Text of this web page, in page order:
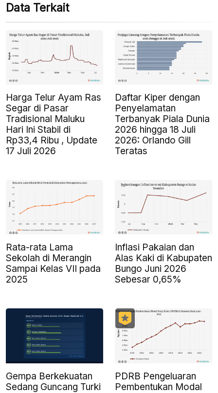
Data Terkait
Harga Telur Ayam Ras
Segar di Pasar
Tradisional Maluku
Hari Ini Stabil di
Rp33,4 Ribu , Update
17 Juli 2026
Daftar Kiper dengan
Penyelamatan
Terbanyak Piala Dunia
2026 hingga 18 Juli
2026: Orlando Gill
Teratas
Rata-rata Lama
Sekolah di Merangin
Sampai Kelas VII pada
2025
Inflasi Pakaian dan
Alas Kaki di Kabupaten
Bungo Juni 2026
Sebesar 0,65%
Gempa Berkekuatan
Sedang Guncang Turki
PDRB Pengeluaran
Pembentukan Modal